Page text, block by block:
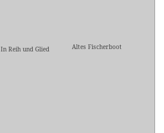
In Reih und Glied Altes Fischerboot